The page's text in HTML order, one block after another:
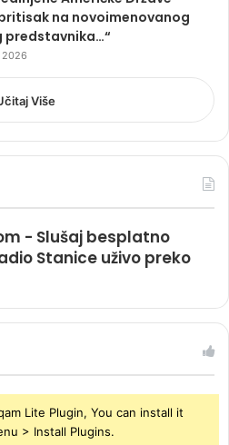
na novoimenovanog
predstavnika…“
2026
Više
- Slušaj besplatno
Stanice uživo preko
Lite Plugin, You can install it
> Install Plugins.